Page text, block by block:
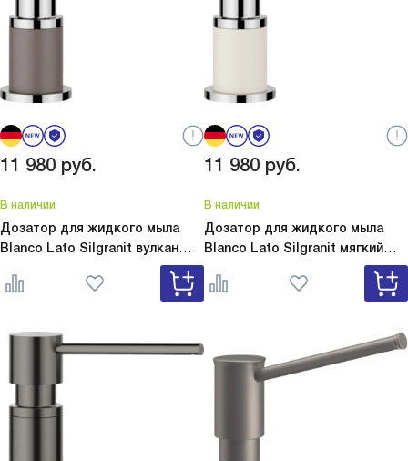
11 980 руб.
В наличии
Дозатор для жидкого мыла
Blanco Lato Silgranit вулкан
Lato Silgranit вулкан
серый 526954
11 980 руб.
В наличии
Дозатор для жидкого мыла
Blanco Lato Silgranit мягкий
Lato Silgranit мягкий
белый 526955